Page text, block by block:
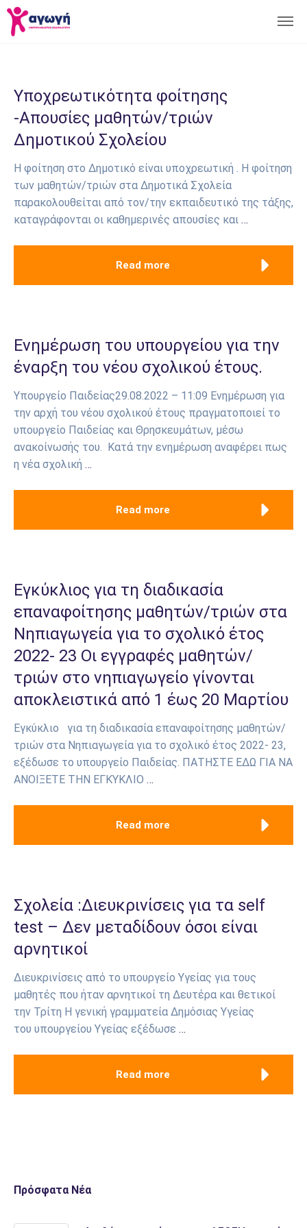
Υποχρεωτικότητα φοίτησης
-Απουσίες μαθητών/τριών
Δημοτικού Σχολείου
Η φοίτηση στο Δημοτικό είναι υποχρεωτική . Η φοίτηση
των μαθητών/τριών στα Δημοτικά Σχολεία
παρακολουθείται από τον/την εκπαιδευτικό της τάξης,
καταγράφονται οι καθημερινές απουσίες και …
Read more
Ενημέρωση του υπουργείου για την
έναρξη του νέου σχολικού έτους.
Υπουργείο Παιδείας29.08.2022 – 11:09 Ενημέρωση για
την αρχή του νέου σχολικού έτους πραγματοποιεί το
υπουργείο Παιδείας και Θρησκευμάτων, μέσω
ανακοίνωσής του. Κατά την ενημέρωση αναφέρει πως
η νέα σχολική …
Read more
Εγκύκλιος για τη διαδικασία
επαναφοίτησης μαθητών/τριών στα
Νηπιαγωγεία για το σχολικό έτος
2022- 23 Οι εγγραφές μαθητών/
τριών στο νηπιαγωγείο γίνονται
αποκλειστικά από 1 έως 20 Μαρτίου
Εγκύκλιο για τη διαδικασία επαναφοίτησης μαθητών/
τριών στα Νηπιαγωγεία για το σχολικό έτος 2022- 23,
εξέδωσε το υπουργείο Παιδείας. ΠΑΤΗΣΤΕ ΕΔΩ ΓΙΑ ΝΑ
ΑΝΟΙΞΕΤΕ ΤΗΝ ΕΓΚΥΚΛΙΟ …
Read more
Σχολεία :Διευκρινίσεις για τα self
test – Δεν μεταδίδουν όσοι είναι
αρνητικοί
Διευκρινίσεις από το υπουργείο Υγείας για τους
μαθητές που ήταν αρνητικοί τη Δευτέρα και θετικοί
την Τρίτη Η γενική γραμματεία Δημόσιας Υγείας
του υπουργείου Υγείας εξέδωσε …
Read more
Πρόσφατα Νέα